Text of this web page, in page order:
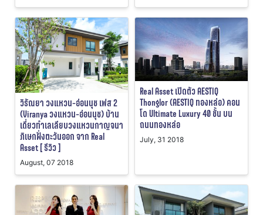
วิรัณยา วงแหวน-อ่อนนุช เฟส 2
(Viranya วงแหวน-อ่อนนุช) บ้าน
เดี่ยวทำเลเลียบวงแหวนกาญจนา
ภิเษกฝั่งตะวันออก จาก Real
Asset [ รีวิว ]
August, 07 2018
Real Asset เปิดตัว AESTIQ
Thonglor (AESTIQ ทองหล่อ) คอน
โด Ultimate Luxury 40 ชั้น บน
ถนนทองหล่อ
July, 31 2018